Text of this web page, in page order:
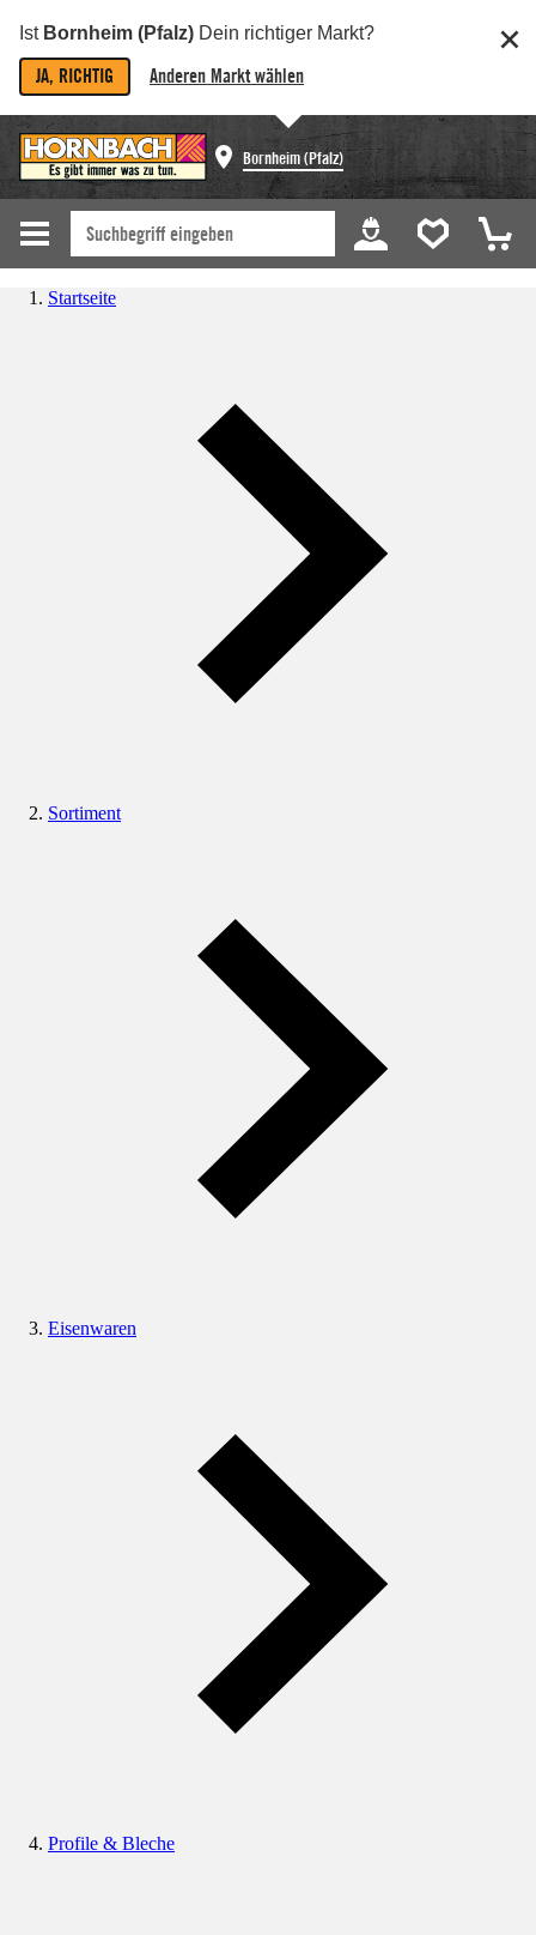
Ist Bornheim (Pfalz) Dein richtiger Markt?
JA, RICHTIG Anderen Markt wählen
Bornheim (Pfalz)
Startseite
Sortiment
Eisenwaren
Profile & Bleche